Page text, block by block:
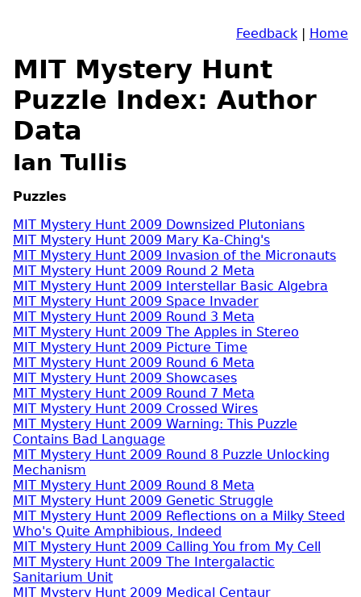
Feedback | Home
MIT Mystery Hunt
Puzzle Index: Author
Data
Ian Tullis
Puzzles
MIT Mystery Hunt 2009 Downsized Plutonians
MIT Mystery Hunt 2009 Mary Ka-Ching's
MIT Mystery Hunt 2009 Invasion of the Micronauts
MIT Mystery Hunt 2009 Round 2 Meta
MIT Mystery Hunt 2009 Interstellar Basic Algebra
MIT Mystery Hunt 2009 Space Invader
MIT Mystery Hunt 2009 Round 3 Meta
MIT Mystery Hunt 2009 The Apples in Stereo
MIT Mystery Hunt 2009 Picture Time
MIT Mystery Hunt 2009 Round 6 Meta
MIT Mystery Hunt 2009 Showcases
MIT Mystery Hunt 2009 Round 7 Meta
MIT Mystery Hunt 2009 Crossed Wires
MIT Mystery Hunt 2009 Warning: This Puzzle
Contains Bad Language
MIT Mystery Hunt 2009 Round 8 Puzzle Unlocking
Mechanism
MIT Mystery Hunt 2009 Round 8 Meta
MIT Mystery Hunt 2009 Genetic Struggle
MIT Mystery Hunt 2009 Reflections on a Milky Steed
Who's Quite Amphibious, Indeed
MIT Mystery Hunt 2009 Calling You from My Cell
MIT Mystery Hunt 2009 The Intergalactic
Sanitarium Unit
MIT Mystery Hunt 2009 Medical Centaur